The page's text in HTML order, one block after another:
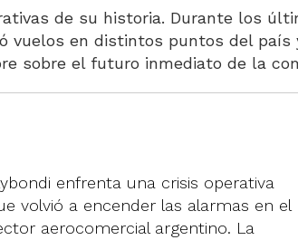
de su historia. Durante los
vuelos en distintos puntos del
sobre el futuro inmediato de la
enfrenta una crisis operativa
volvió a encender las alarmas en el
aerocomercial argentino. La